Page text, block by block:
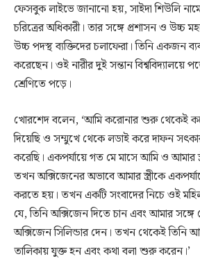
ফেসবুক লাইভে জানানো হয়, সাইদা শিউলি
চরিত্রের অধিকারী। তার সঙ্গে প্রশাসন ও উচ্চ
উচ্চ পদস্থ ব্যক্তিদের চলাফেরা। তিনি একজন
করেছেন। ওই নারীর দুই সন্তান
শ্রেণিতে পড়ে।
খোরশেদ বলেন, ‌‘আমি করোনার শুরু থেকেই
দিয়েছি ও সম্মুখে থেকে লডাই করে দাফন
করেছি। একপর্যায়ে গত মে মাসে আমি ও আমার
তখন অক্সিজেনের অভাবে আমার স্ত্রীকে
করতে হয়। তখন একটি সংবাদের নিচে ওই
যে, তিনি অক্সিজেন দিতে চান এবং আমার
অক্সিজেন সিলিন্ডার দেন। তখন থেকেই তিনি
তালিকায় যুক্ত হন এবং কথা বলা শুরু করেন।’